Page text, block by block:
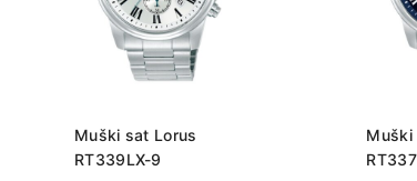
Muški sat Lorus
RT339LX-9
Muški